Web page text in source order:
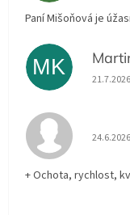
Paní Mišoňová je
MK
21.7.2026
24.6.2026
+ Ochota, rychlost,